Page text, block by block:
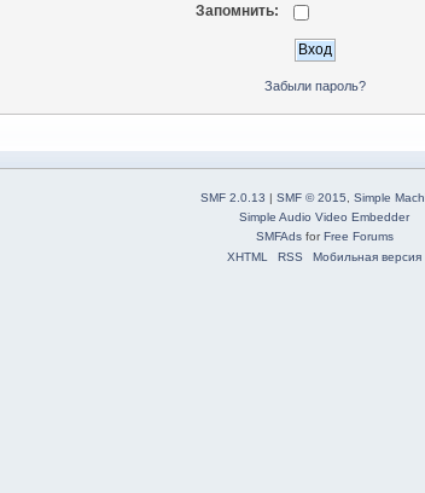
Запомнить:
Забыли пароль?
SMF 2.0.13 | SMF © 2015
Simple
Simple Audio Video Embedder
SMFAdsforFree Forums
XHTML
RSS Мобильная версия